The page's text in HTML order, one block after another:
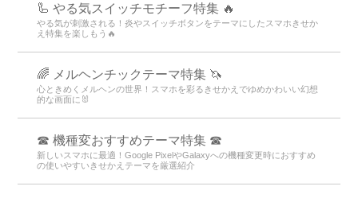
🦾 やる気スイッチモチーフ特集 🔥
やる気が刺激される！炎やスイッチボタンをテーマにしたスマホきせか
え特集を楽しもう🔥
🌈 メルヘンチックテーマ特集 🦄
心ときめくメルヘンの世界！スマホを彩るきせかえでゆめかわいい幻想
的な画面に🐰
☎ 機種変おすすめテーマ特集 ☎
新しいスマホに最適！Google PixelやGalaxyへの機種変更時におすすめ
の使いやすいきせかえテーマを厳選紹介